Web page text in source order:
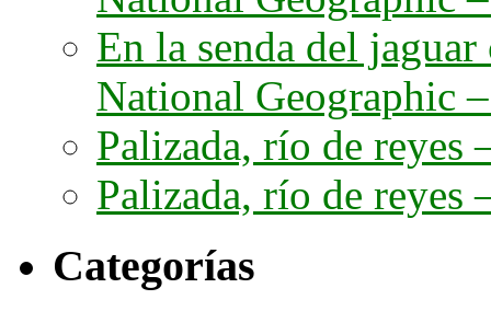
En la senda del
National Geographic
Palizada, río de reyes
Palizada, río de reyes
Categorías